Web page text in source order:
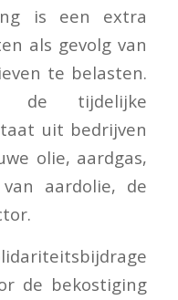
is een extra
als gevolg van
te belasten.
de tijdelijke
uit bedrijven
olie, aardgas,
aardolie, de
de bekostiging